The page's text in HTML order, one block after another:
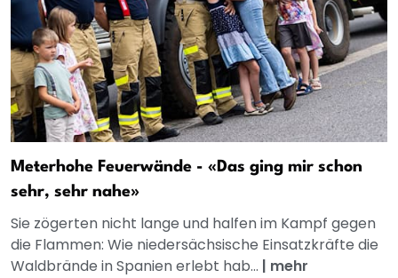
Meterhohe Feuerwände - «Das ging mir schon
sehr, sehr nahe»
Sie zögerten nicht lange und halfen im Kampf gegen
die Flammen: Wie niedersächsische Einsatzkräfte die
Waldbrände in Spanien erlebt hab... | mehr